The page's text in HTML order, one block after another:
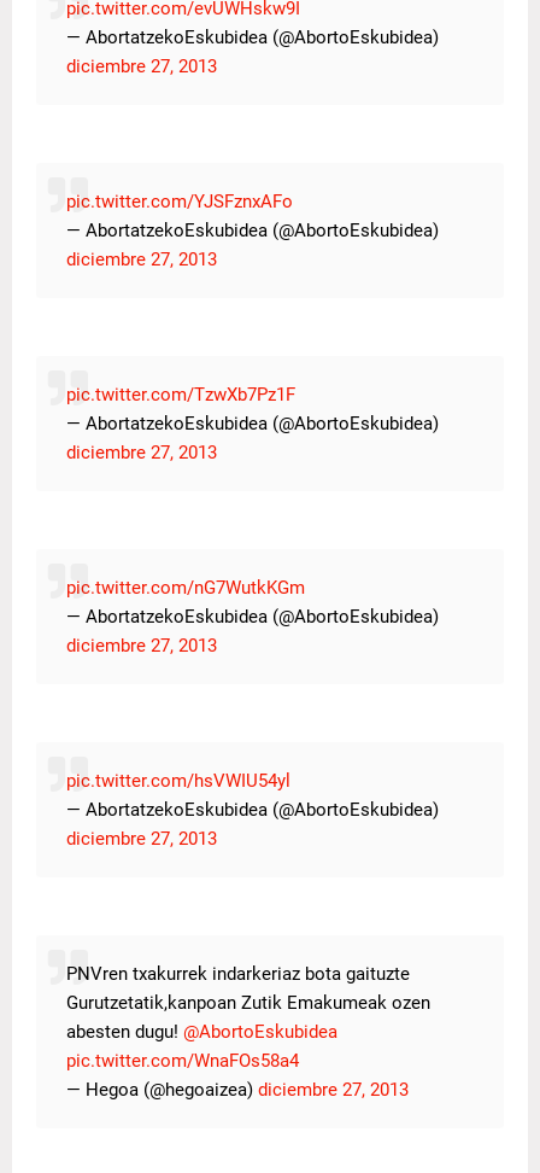
pic.twitter.com/evUWHskw9I
— AbortatzekoEskubidea (@AbortoEskubidea)
diciembre 27, 2013
pic.twitter.com/YJSFznxAFo
— AbortatzekoEskubidea (@AbortoEskubidea)
diciembre 27, 2013
pic.twitter.com/TzwXb7Pz1F
— AbortatzekoEskubidea (@AbortoEskubidea)
diciembre 27, 2013
pic.twitter.com/nG7WutkKGm
— AbortatzekoEskubidea (@AbortoEskubidea)
diciembre 27, 2013
pic.twitter.com/hsVWIU54yl
— AbortatzekoEskubidea (@AbortoEskubidea)
diciembre 27, 2013
PNVren txakurrek indarkeriaz bota gaituzte
Gurutzetatik,kanpoan Zutik Emakumeak ozen
abesten dugu! @AbortoEskubidea
pic.twitter.com/WnaFOs58a4
— Hegoa (@hegoaizea) diciembre 27, 2013